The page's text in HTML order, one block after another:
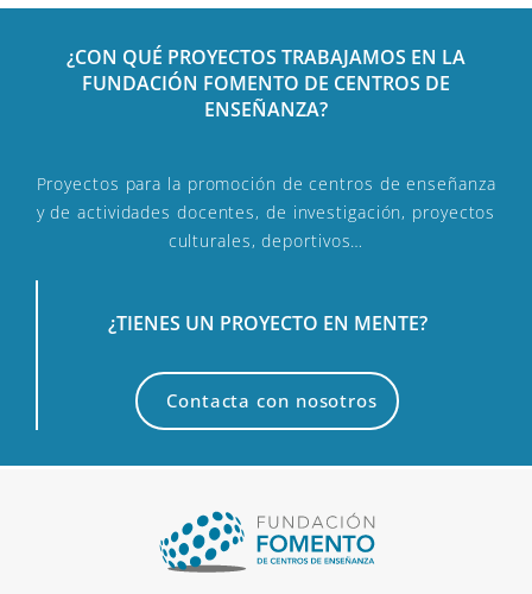
¿CON QUÉ PROYECTOS TRABAJAMOS EN LA
FUNDACIÓN FOMENTO DE CENTROS DE
ENSEÑANZA?
Proyectos para la promoción de centros de enseñanza
y de actividades docentes, de investigación, proyectos
culturales, deportivos…
¿TIENES UN PROYECTO EN MENTE?
Contacta con nosotros